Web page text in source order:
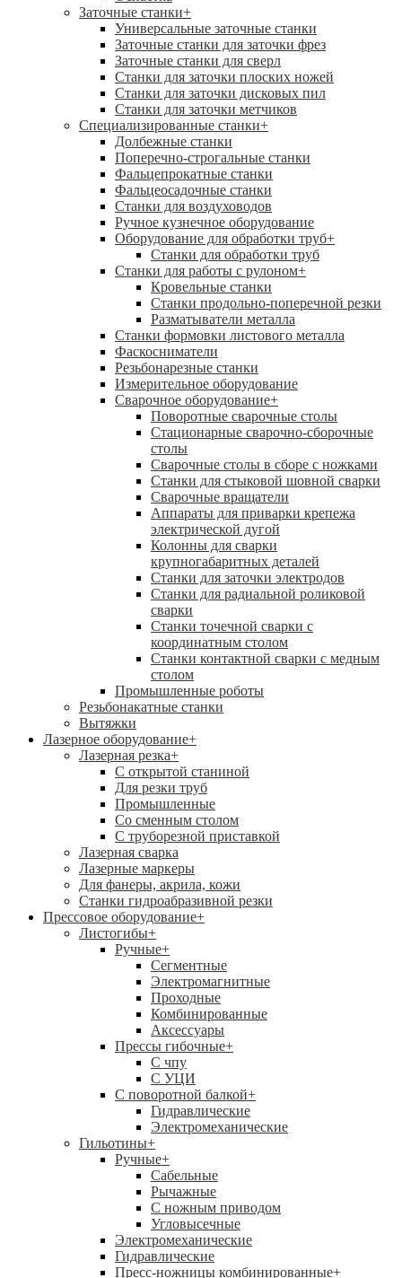
Заточные станки+
Универсальные заточные станки
Заточные станки для заточки фрез
Заточные станки для сверл
Станки для заточки плоских ножей
Станки для заточки дисковых пил
Станки для заточки метчиков
Специализированные станки+
Долбежные станки
Поперечно-строгальные станки
Фальцепрокатные станки
Фальцеосадочные станки
Станки для воздуховодов
Ручное кузнечное оборудование
Оборудование для обработки труб+
Станки для обработки труб
Станки для работы с рулоном+
Кровельные станки
Станки продольно-поперечной резки
Разматыватели металла
Станки формовки листового металла
Фаскосниматели
Резьбонарезные станки
Измерительное оборудование
Сварочное оборудование+
Поворотные сварочные столы
Стационарные сварочно-сборочные
столы
Сварочные столы в сборе с ножками
Станки для стыковой шовной сварки
Сварочные вращатели
Аппараты для приварки крепежа
электрической дугой
Колонны для сварки
крупногабаритных деталей
Станки для заточки электродов
Станки для радиальной роликовой
сварки
Станки точечной сварки с
координатным столом
Станки контактной сварки с медным
столом
Промышленные роботы
Резьбонакатные станки
Вытяжки
Лазерное оборудование+
Лазерная резка+
С открытой станиной
Для резки труб
Промышленные
Со сменным столом
С труборезной приставкой
Лазерная сварка
Лазерные маркеры
Для фанеры, акрила, кожи
Станки гидроабразивной резки
Прессовое оборудование+
Листогибы+
Ручные+
Сегментные
Электромагнитные
Проходные
Комбинированные
Аксессуары
Прессы гибочные+
C чпу
С УЦИ
С поворотной балкой+
Гидравлические
Электромеханические
Гильотины+
Ручные+
Сабельные
Рычажные
С ножным приводом
Угловысечные
Электромеханические
Гидравлические
Пресс-ножницы комбинированные+